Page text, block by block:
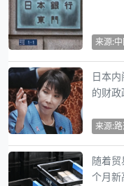
来源:
日本
的财
来源:
随着
个月新